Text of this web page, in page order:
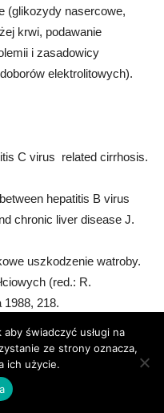
(glikozydy nasercowe,
krwi, podawanie
i zasadowicy
elektrolitowych).
C virus  related cirrhosis.
hepatitis B virus
chronic liver disease J.
uszkodzenie watroby.
(red.: R.
218.
hepatitis A and B.
degradation of
88:192.
świadczyć usługi na
ze strony oznacza,
ich użycie.